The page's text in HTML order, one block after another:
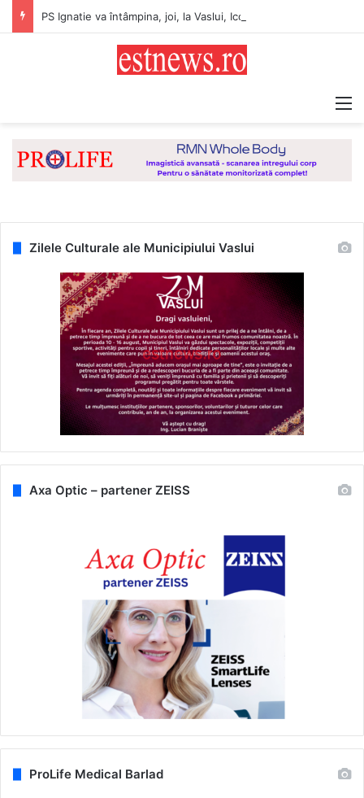
Zilele Culturale ale Municipiului Vaslui
Axa Optic – partener ZEISS
ProLife Medical Barlad